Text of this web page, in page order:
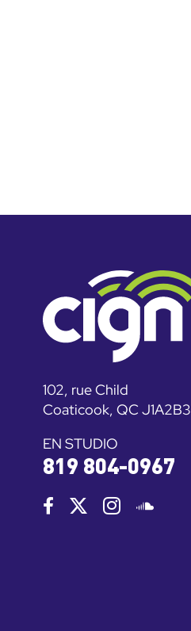
102, rue Child
Coaticook, QC J1A2B3
EN STUDIO
819 804-0967